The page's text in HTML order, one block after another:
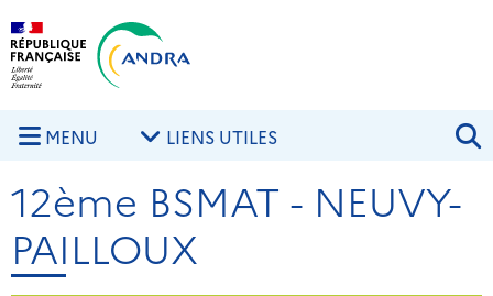
Aller au contenu principal
MENU LIENS UTILES
12ème BSMAT - NEUVY-
PAILLOUX